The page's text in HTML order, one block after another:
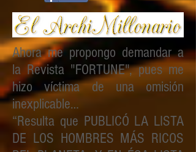
Ahora me propongo demandar a
la Revista "FORTUNE", pues me
hizo víctima de una omisión
inexplicable…
“Resulta que PUBLICÓ LA LISTA
DE LOS HOMBRES MÁS RICOS